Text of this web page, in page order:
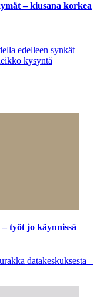
– kiusana korkea
edelleen synkät
kysyntä
työt jo käynnissä
datakeskuksesta –